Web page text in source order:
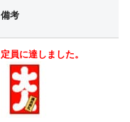
備考
定員に達しました。